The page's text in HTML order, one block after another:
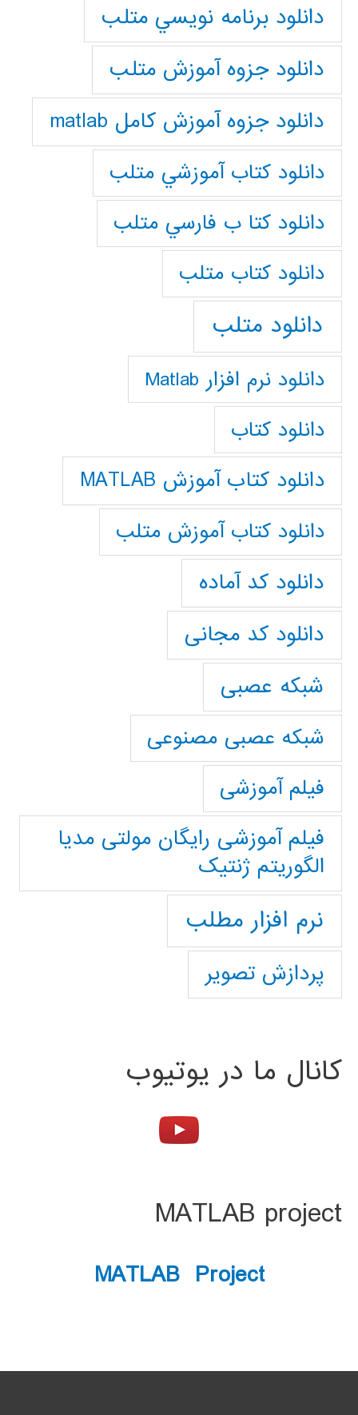
دانلود برنامه نويسي متلب
دانلود جزوه آموزش متلب
دانلود جزوه آموزش کامل matlab
دانلود كتاب آموزشي متلب
دانلود كتا ب فارسي متلب
دانلود كتاب متلب
دانلود متلب
دانلود نرم افزار Matlab
دانلود کتاب
دانلود کتاب آموزش MATLAB
دانلود کتاب آموزش متلب
دانلود کد آماده
دانلود کد مجانی
شبکه عصبی
شبکه عصبی مصنوعی
فیلم آموزشی
فیلم آموزشی رایگان مولتی مدیا
الگوریتم ژنتیک
نرم افزار مطلب
پردازش تصویر
کانال ما در یوتیوب
MATLAB project
MATLAB Project